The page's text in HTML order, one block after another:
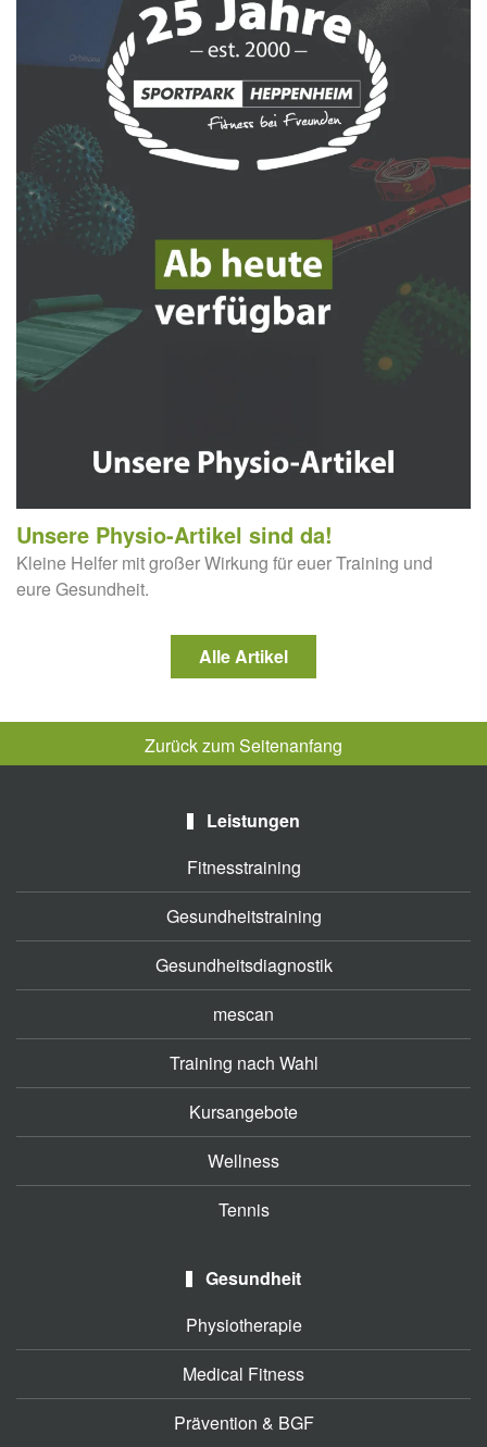
Unsere Physio-Artikel sind da!
Kleine Helfer mit großer Wirkung für euer Training und
eure Gesundheit.
Alle Artikel
Zurück zum Seitenanfang
Leistungen
Fitnesstraining
Gesundheitstraining
Gesundheitsdiagnostik
mescan
Training nach Wahl
Kursangebote
Wellness
Tennis
Gesundheit
Physiotherapie
Medical Fitness
Prävention & BGF